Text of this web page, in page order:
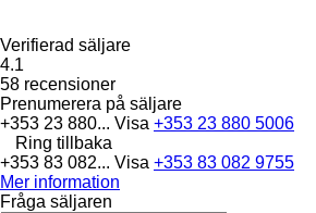
Verifierad säljare
4.1
58 recensioner
Prenumerera på säljare
+353 23 880... Visa +353 23 880 5006
Ring tillbaka
+353 83 082... Visa +353 83 082 9755
Mer information
Fråga säljaren